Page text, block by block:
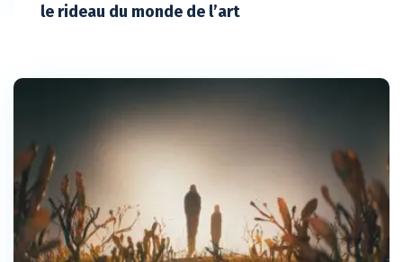
le rideau du monde de l’art